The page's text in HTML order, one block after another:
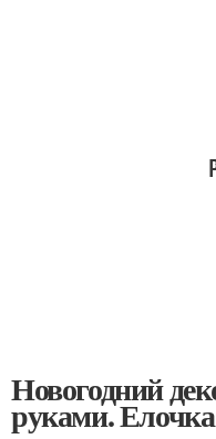
Новогодний
руками.